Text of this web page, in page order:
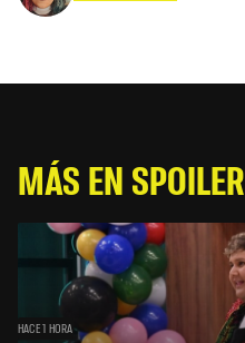
MÁS EN SPOILER
HACE 1 HORA